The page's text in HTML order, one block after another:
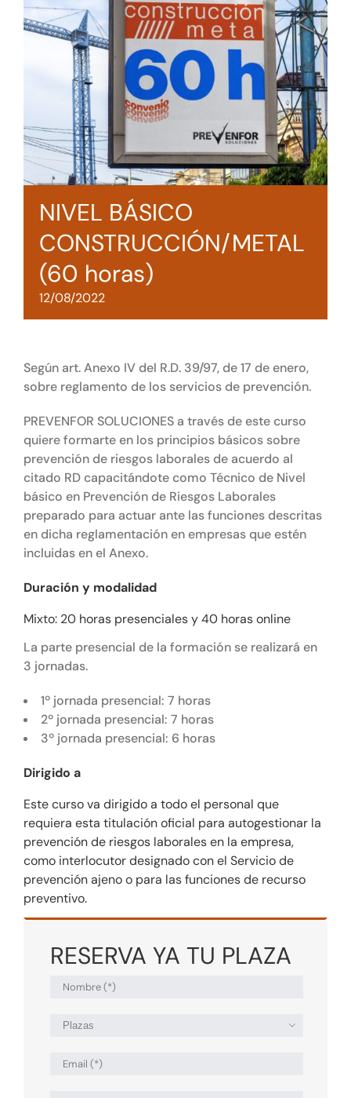
Tienda online
NIVEL BÁSICO
CONSTRUCCIÓN/METAL
(60 horas)
12/08/2022
Según art. Anexo IV del R.D. 39/97, de 17 de enero,
sobre reglamento de los servicios de prevención.
PREVENFOR SOLUCIONES a través de este curso
quiere formarte en los principios básicos sobre
prevención de riesgos laborales de acuerdo al
citado RD capacitándote como Técnico de Nivel
básico en Prevención de Riesgos Laborales
preparado para actuar ante las funciones descritas
en dicha reglamentación en empresas que estén
incluidas en el Anexo.
Duración y modalidad
Mixto: 20 horas presenciales y 40 horas online
La parte presencial de la formación se realizará en
3 jornadas.
1º jornada presencial: 7 horas
2º jornada presencial: 7 horas
3º jornada presencial: 6 horas
Dirigido a
Este curso va dirigido a todo el personal que
requiera esta titulación oficial para autogestionar la
prevención de riesgos laborales en la empresa,
como interlocutor designado con el Servicio de
prevención ajeno o para las funciones de recurso
preventivo.
RESERVA YA TU PLAZA
